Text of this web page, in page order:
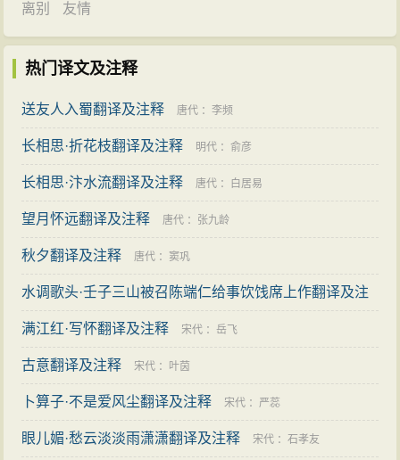
离别 友情
热门译文及注释
送友人入蜀翻译及注释 唐代 ：李频
长相思·折花枝翻译及注释 明代 ：俞彦
长相思·汴水流翻译及注释 唐代 ： 白居易
望月怀远翻译及注释 唐代 ： 张九龄
秋夕翻译及注释 唐代 ： 窦巩
水调歌头·壬子三山被召陈端仁给事饮饯席上作翻译及注
释 宋代：辛弃疾
满江红·写怀翻译及注释 宋代 ：岳飞
古意翻译及注释 宋代 ： 叶茵
卜算子·不是爱风尘翻译及注释 宋代 ： 严蕊
眼儿媚·愁云淡淡雨潇潇翻译及注释 宋代 ：石孝友